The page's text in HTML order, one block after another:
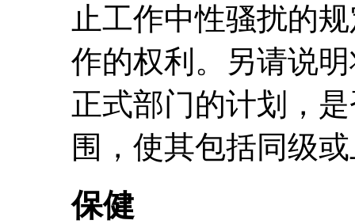
止工作中性骚扰的
作的权利。另请说
正式部门的计划，
围，使其包括同级
保健